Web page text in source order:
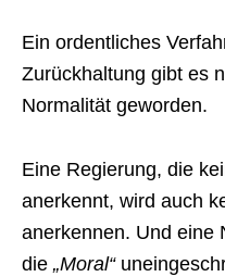
Ein ordentliches
Zurückhaltung gibt es
Normalität geworden.
Eine Regierung, die
anerkennt, wird auch
anerkennen. Und eine
die „Moral“